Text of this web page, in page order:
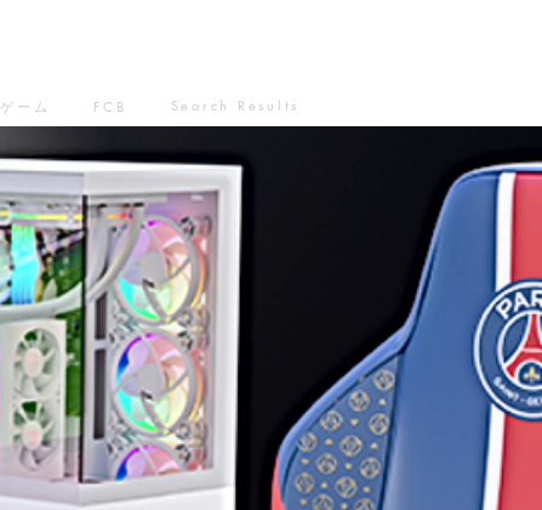
ゲーム FCB Search Results